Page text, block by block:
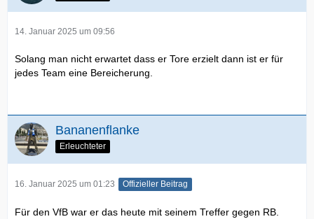
14. Januar 2025 um 09:56
Solang man nicht erwartet dass er Tore erzielt dann ist er für
jedes Team eine Bereicherung.
Bananenflanke
Erleuchteter
16. Januar 2025 um 01:23 Offizieller Beitrag
Für den VfB war er das heute mit seinem Treffer gegen RB.